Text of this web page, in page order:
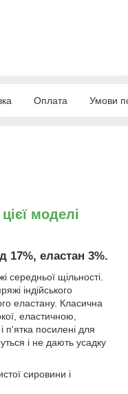
Оплата Умови
моделі
17%, еластан 3%.
середньої щільності.
індійського
еластану. Класична
еластичною,
посилені для
і не дають усадку
сировини і